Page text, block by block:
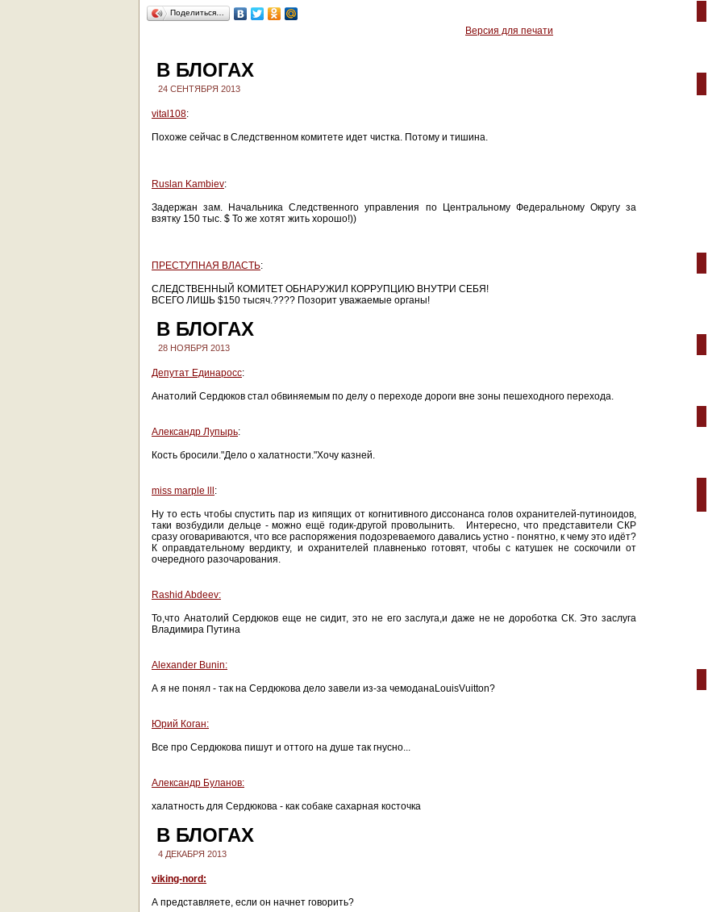
Поделиться…
Версия для печати
В БЛОГАХ
24 СЕНТЯБРЯ 2013
vital108:
Похоже сейчас в Следственном комитете идет чистка. Потому и тишина.
Ruslan Kambiev:
Задержан зам. Начальника Следственного управления по Центральному Федеральному Округу за
взятку 150 тыс. $ То же хотят жить хорошо!))
ПРЕСТУПНАЯ ВЛАСТЬ:
СЛЕДСТВЕННЫЙ КОМИТЕТ ОБНАРУЖИЛ КОРРУПЦИЮ ВНУТРИ СЕБЯ!
ВСЕГО ЛИШЬ $150 тысяч.???? Позорит уважаемые органы!
В БЛОГАХ
28 НОЯБРЯ 2013
Депутат Единаросс:
Анатолий Сердюков стал обвиняемым по делу о переходе дороги вне зоны пешеходного перехода.
Александр Лупырь:
Кость бросили."Дело о халатности."Хочу казней.
miss marple lll :
Ну то есть чтобы спустить пар из кипящих от когнитивного диссонанса голов охранителей-путиноидов,
таки возбудили дельце - можно ещё годик-другой проволынить. Интересно, что представители СКР
сразу оговариваются, что все распоряжения подозреваемого давались устно - понятно, к чему это идёт?
К оправдательному вердикту, и охранителей плавненько готовят, чтобы с катушек не соскочили от
очередного разочарования.
Rashid Abdeev:
То,что Анатолий Сердюков еще не сидит, это не его заслуга,и даже не не дороботка СК. Это заслуга
Владимира Путина
Alexander Bunin:
А я не понял - так на Сердюкова дело завели из-за чемоданаLouisVuitton?
Юрий Коган:
Все про Сердюкова пишут и оттого на душе так гнусно...
Александр Буланов:
халатность для Сердюкова - как собаке сахарная косточка
В БЛОГАХ
4 ДЕКАБРЯ 2013
viking-nord:
А представляете, если он начнет говорить?